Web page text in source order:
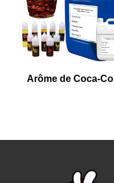
Arôme de Coca-